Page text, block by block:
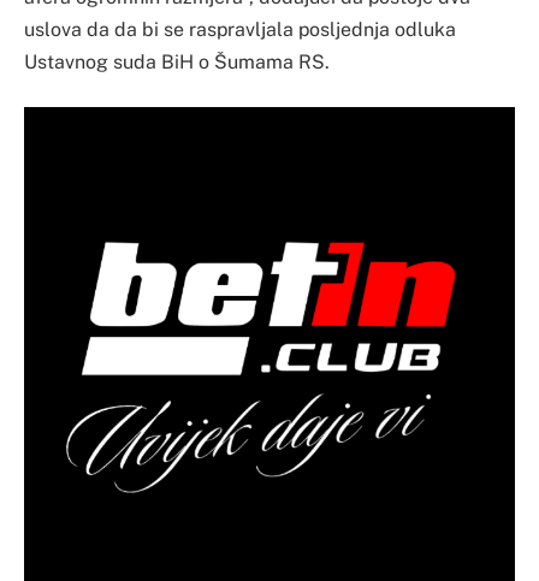
uslova da da bi se raspravljala posljednja odluka
Ustavnog suda BiH o Šumama RS.